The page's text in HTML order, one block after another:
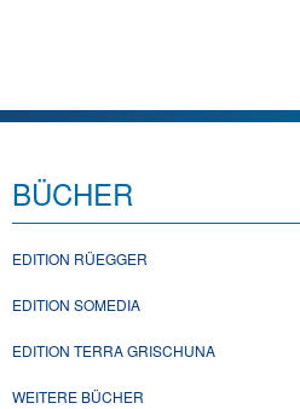
BÜCHER
EDITION RÜEGGER
EDITION SOMEDIA
EDITION TERRA GRISCHUNA
WEITERE BÜCHER